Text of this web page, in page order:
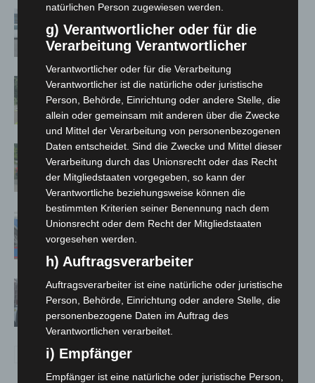
Niedersachsen: Feuerwehrkräfte
kehren nach Waldbrandeinsatz aus
Spanien zurück
Brand im „Haus der Begegnung“ in
Neuwarmbüchen schnell eingedämmt
Region Hannover: 21 neue
Notfallsanitäter starten beim Roten
Kreuz
Mann läuft mit Hockeyschläger über
A7 – Polizei sucht Zeugen
Celle: Mensch stirbt bei Bagger-Unfall
auf Baustelle
natürlichen Person zugewiesen werden.
g) Verantwortlicher oder für die
Verarbeitung Verantwortlicher
Verantwortlicher oder für die Verarbeitung
Verantwortlicher ist die natürliche oder juristische
Person, Behörde, Einrichtung oder andere Stelle, die
allein oder gemeinsam mit anderen über die Zwecke
und Mittel der Verarbeitung von personenbezogenen
Daten entscheidet. Sind die Zwecke und Mittel dieser
Verarbeitung durch das Unionsrecht oder das Recht
der Mitgliedstaaten vorgegeben, so kann der
Verantwortliche beziehungsweise können die
bestimmten Kriterien seiner Benennung nach dem
Unionsrecht oder dem Recht der Mitgliedstaaten
vorgesehen werden.
h) Auftragsverarbeiter
Auftragsverarbeiter ist eine natürliche oder juristische
Person, Behörde, Einrichtung oder andere Stelle, die
personenbezogene Daten im Auftrag des
Verantwortlichen verarbeitet.
i) Empfänger
Empfänger ist eine natürliche oder juristische Person,